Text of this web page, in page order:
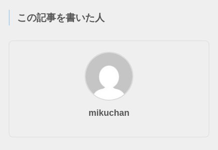
この記事を書いた人
mikuchan